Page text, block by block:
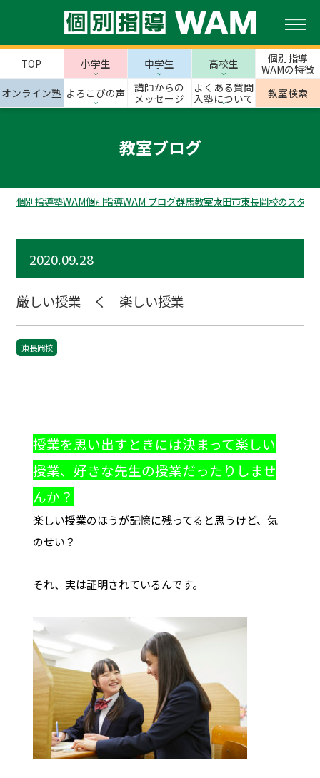
TOP 小学生 中学生 高校生
個別指導
WAMの特徴
オンライン塾 よろこびの声
講師からの
メッセージ
よくある質問
入塾について
教室検索
教室ブログ
個別指導塾WAM個別指導WAM ブログ群馬教室太田市東長岡校のスタッ
2020.09.28
厳しい授業 く 楽しい授業
東長岡校
授業を思い出すときには決まって楽しい
授業、好きな先生の授業だったりしませ
んか？
楽しい授業のほうが記憶に残ってると思うけど、気
のせい？
それ、実は証明されているんです。